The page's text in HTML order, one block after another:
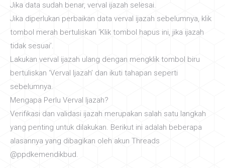
Jika data sudah benar, verval ijazah selesai.
Jika diperlukan perbaikan data verval ijazah sebelumnya, klik
tombol merah bertuliskan ‘Klik tombol hapus ini, jika ijazah
tidak sesuai’.
Lakukan verval ijazah ulang dengan mengklik tombol biru
bertuliskan ‘Verval Ijazah’ dan ikuti tahapan seperti
sebelumnya.
Mengapa Perlu Verval Ijazah?
Verifikasi dan validasi ijazah merupakan salah satu langkah
yang penting untuk dilakukan. Berikut ini adalah beberapa
alasannya yang dibagikan oleh akun Threads
@ppdkemendikbud.